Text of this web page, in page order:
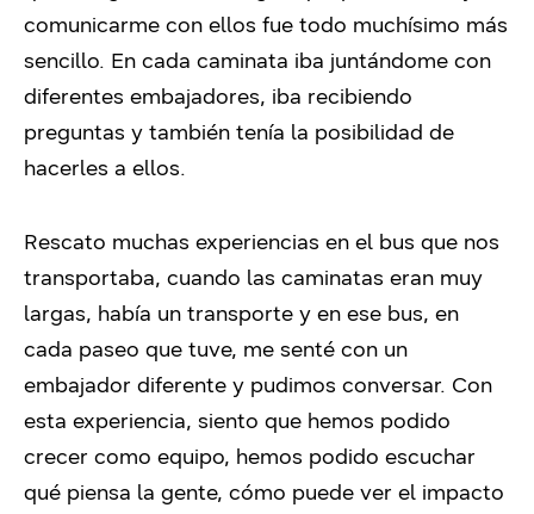
comunicarme con ellos fue todo muchísimo más
sencillo. En cada caminata iba juntándome con
diferentes embajadores, iba recibiendo
preguntas y también tenía la posibilidad de
hacerles a ellos.
Rescato muchas experiencias en el bus que nos
transportaba, cuando las caminatas eran muy
largas, había un transporte y en ese bus, en
cada paseo que tuve, me senté con un
embajador diferente y pudimos conversar. Con
esta experiencia, siento que hemos podido
crecer como equipo, hemos podido escuchar
qué piensa la gente, cómo puede ver el impacto